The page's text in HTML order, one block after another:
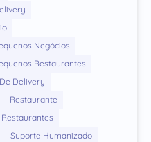
Negócios
Restaurantes
Delivery
Restaurante
Suporte Humanizado